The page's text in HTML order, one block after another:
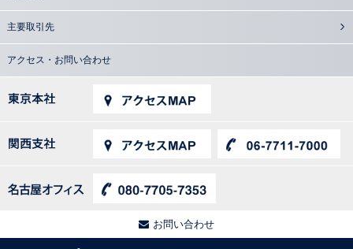
主要取引先
アクセス・お問い合わせ
お問い合わせ